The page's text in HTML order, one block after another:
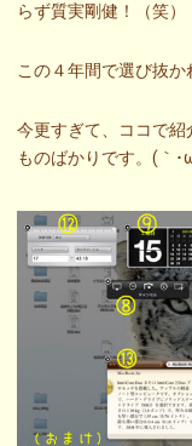
らず質実剛健！（笑）
この４年間で選び抜か
今更すぎて、ココで
ものばかりです。(｀･